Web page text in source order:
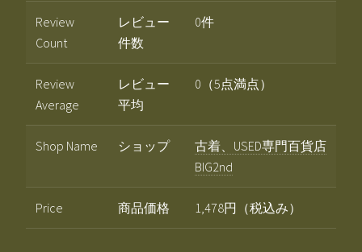
Review
Count
レビュー
件数
0件
Review
Average
レビュー
平均
0（5点満点）
Shop Name ショップ
古着、USED専門百貨店
BIG2nd
Price 商品価格 1,478円（税込み）